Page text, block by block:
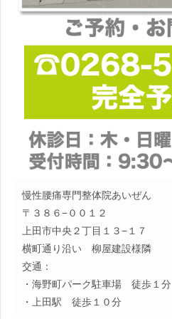
慢性腰痛専門整体院あいぜん
〒３８６−００１２
上田市中央２丁目１３−１７
横町通り沿い 柳屋建設様隣
交通：
・海野町パーク駐車場 徒歩１分
・上田駅 徒歩１０分